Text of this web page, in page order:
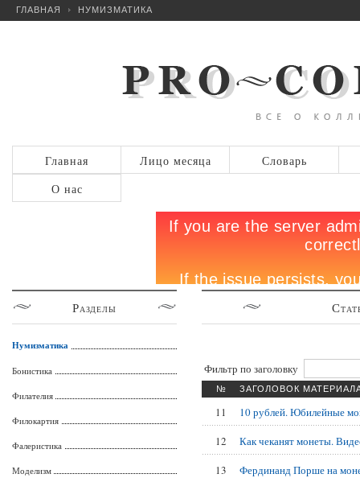
ГЛАВНАЯ НУМИЗМАТИКА
Главная Лицо месяца
Словарь
О нас
Фильтр по заголовку
№ ЗАГОЛОВОК
11
10 рублей. Юбилейные
12
Как чеканят монеты.
13
Фердинанд Порше на
Разделы
Нумизматика
Бонистика
Филателия
Филокартия
Фалеристика
Моделизм